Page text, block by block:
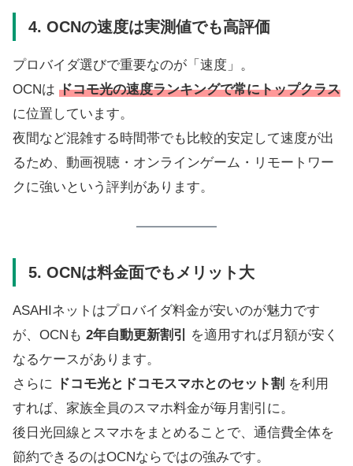
4. OCNの速度は実測値でも高評価
プロバイダ選びで重要なのが「速度」。
OCNは ドコモ光の速度ランキングで常にトップクラス
に位置しています。
夜間など混雑する時間帯でも比較的安定して速度が出
るため、動画視聴・オンラインゲーム・リモートワー
クに強いという評判があります。
5. OCNは料金面でもメリット大
ASAHIネットはプロバイダ料金が安いのが魅力です
が、OCNも 2年自動更新割引
を適用すれば月額が安く
なるケースがあります。
さらに
ドコモ光とドコモスマホとのセット割 を利用
すれば、家族全員のスマホ料金が毎月割引に。
後日光回線とスマホをまとめることで、通信費全体を
節約できるのはOCNならではの強みです。